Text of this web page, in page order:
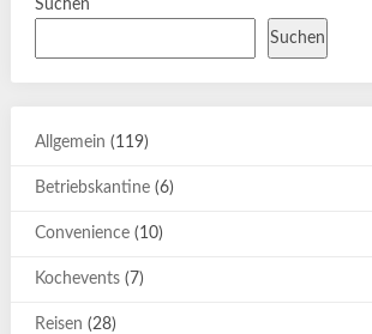
Suchen
Suchen
Allgemein (119)
Betriebskantine(6)
Convenience(10)
Kochevents(7)
Reisen (28)